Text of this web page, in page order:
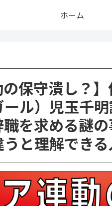
ホーム
の保守潰し？
ル）児玉千
を求める謎
と理解できる